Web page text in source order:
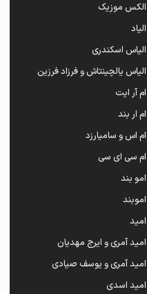
الکس موزیک
الیاد
الیاس اسکندری
الیاس یالچینتاش و فرزاد فرزین
ام آر ایت
ام‌ ار بند
ام اس و سامیارزد
ام سی ای سی
امو بند
اموبند
امید
امید آمری و ایرج مهدیان
امید آمری و یوسف صیادی
امید اسدی